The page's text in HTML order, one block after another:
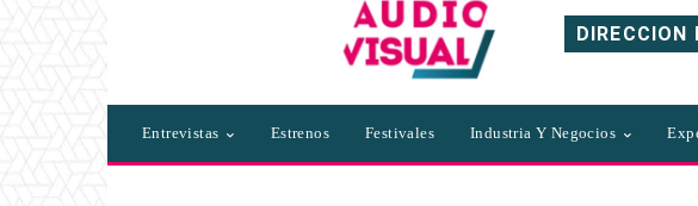
Entrevistas Estrenos Festivales Industria Y Negocios